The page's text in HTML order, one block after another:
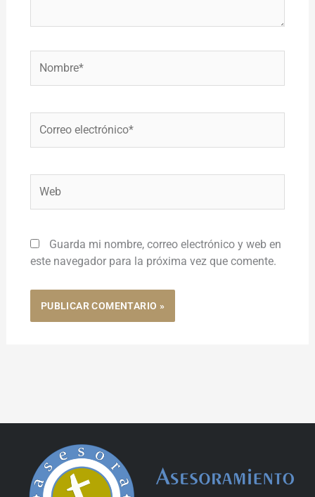
electrónico*
Guarda mi nombre, correo electrónico y web en
este navegador para la próxima vez que comente.